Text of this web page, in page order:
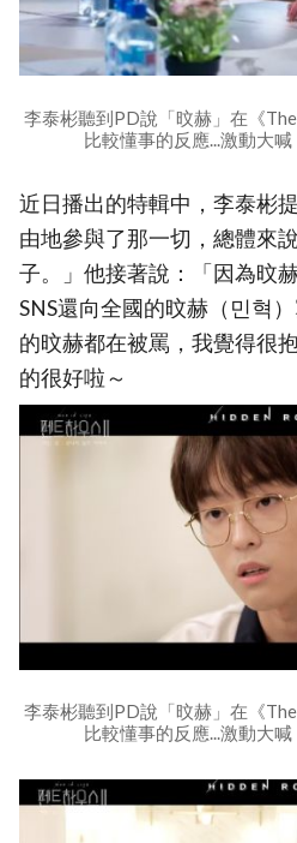
李泰彬聽到PD說「旼赫」在《
比較懂事的反應...激動大喊
近日播出的特輯中，李泰彬
由地參與了那一切，總體來
子。」他接著說：「因為旼
SNS還向全國的旼赫（민혁
的旼赫都在被罵，我覺得很
的很好啦～
李泰彬聽到PD說「旼赫」在《
比較懂事的反應...激動大喊